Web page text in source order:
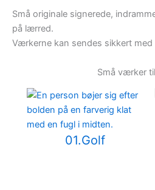
Små originale signerede,
på lærred.
Værkerne kan sendes sikkert med
Små værker
01.Golf